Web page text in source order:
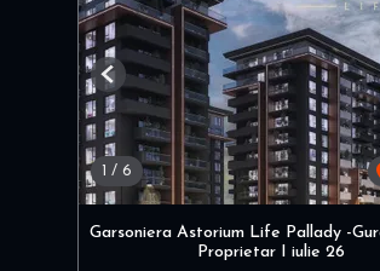
1 / 6
Previous
Garsoniera Astorium Life Pallady -
Proprietar I iulie 26